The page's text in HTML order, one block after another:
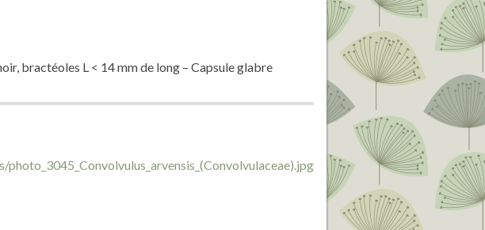
bractéoles L < 14 mm de long – Capsule glabre